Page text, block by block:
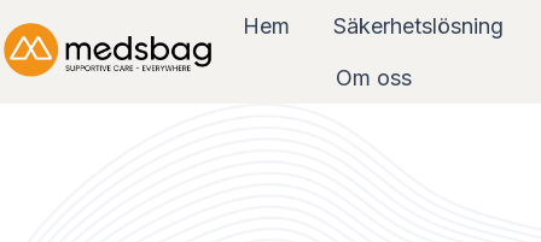
Hem Säkerhetslösning
Om oss